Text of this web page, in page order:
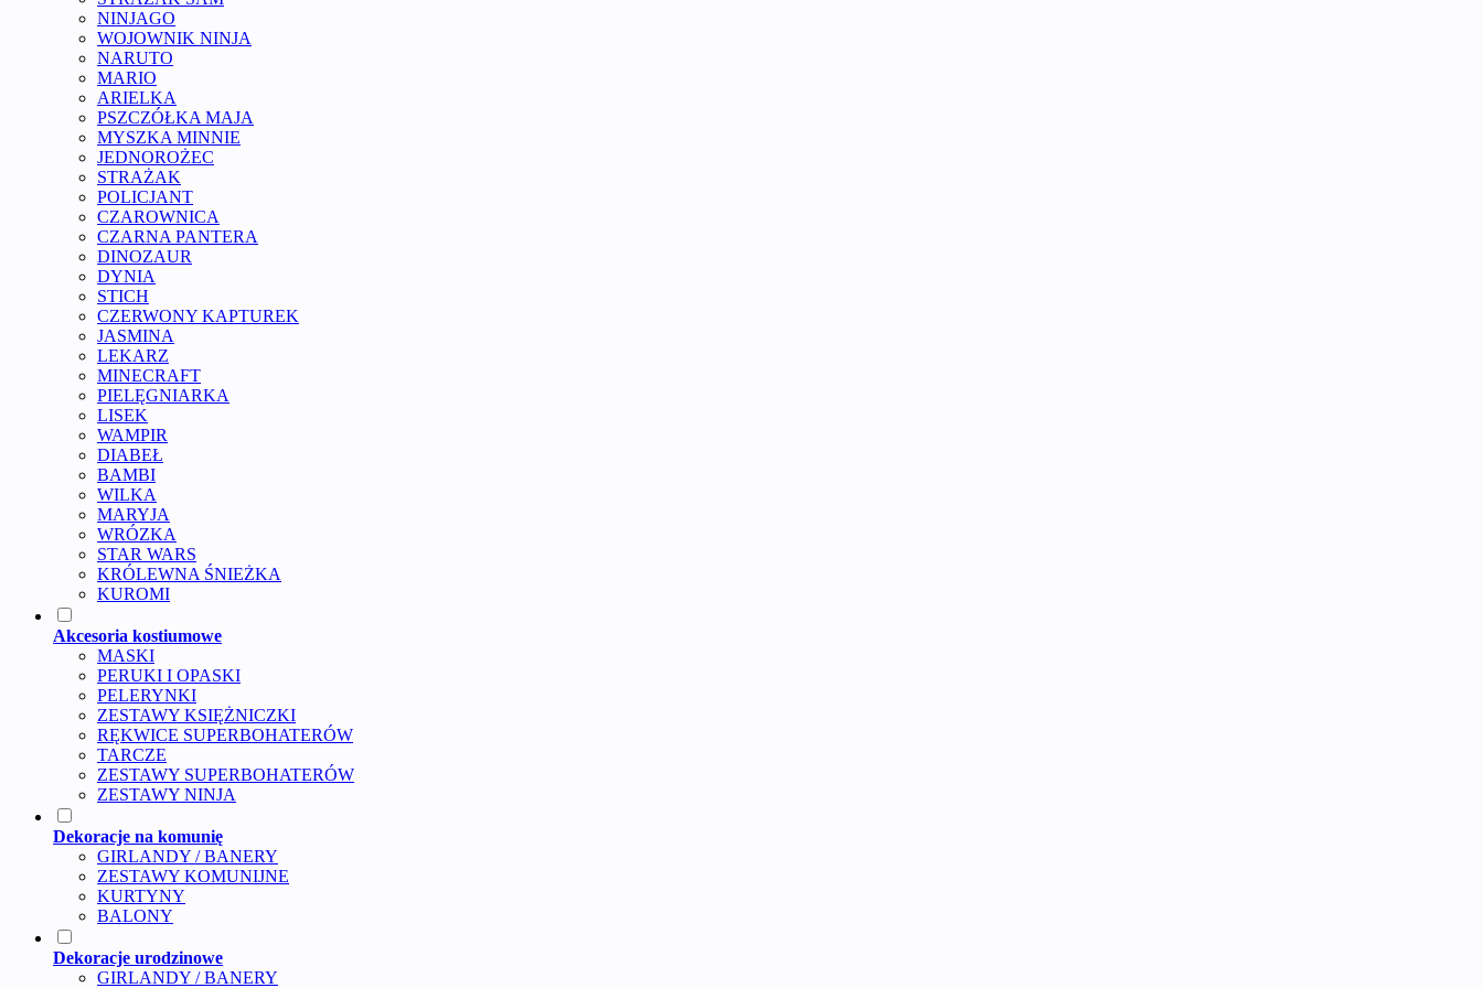
NINJAGO
WOJOWNIK NINJA
NARUTO
MARIO
ARIELKA
PSZCZÓŁKA MAJA
MYSZKA MINNIE
JEDNOROŻEC
STRAŻAK
POLICJANT
CZAROWNICA
CZARNA PANTERA
DINOZAUR
DYNIA
STICH
CZERWONY KAPTUREK
JASMINA
LEKARZ
MINECRAFT
PIELĘGNIARKA
LISEK
WAMPIR
DIABEŁ
BAMBI
WILKA
MARYJA
WRÓZKA
STAR WARS
KRÓLEWNA ŚNIEŻKA
KUROMI
Akcesoria kostiumowe
MASKI
PERUKI I OPASKI
PELERYNKI
ZESTAWY KSIĘŻNICZKI
RĘKWICE SUPERBOHATERÓW
TARCZE
ZESTAWY SUPERBOHATERÓW
ZESTAWY NINJA
Dekoracje na komunię
GIRLANDY / BANERY
ZESTAWY KOMUNIJNE
KURTYNY
BALONY
Dekoracje urodzinowe
GIRLANDY / BANERY